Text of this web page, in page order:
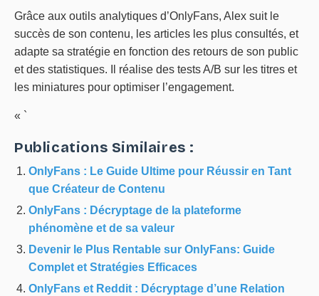
Grâce aux outils analytiques d’OnlyFans, Alex suit le
succès de son contenu, les articles les plus consultés, et
adapte sa stratégie en fonction des retours de son public
et des statistiques. Il réalise des tests A/B sur les titres et
les miniatures pour optimiser l’engagement.
« `
Publications Similaires :
OnlyFans : Le Guide Ultime pour Réussir en Tant
que Créateur de Contenu
OnlyFans : Décryptage de la plateforme
phénomène et de sa valeur
Devenir le Plus Rentable sur OnlyFans: Guide
Complet et Stratégies Efficaces
OnlyFans et Reddit : Décryptage d’une Relation